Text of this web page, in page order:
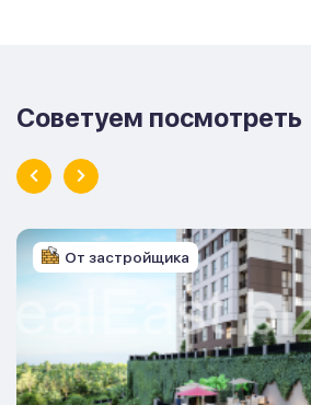
Советуем посмотреть
От застройщика